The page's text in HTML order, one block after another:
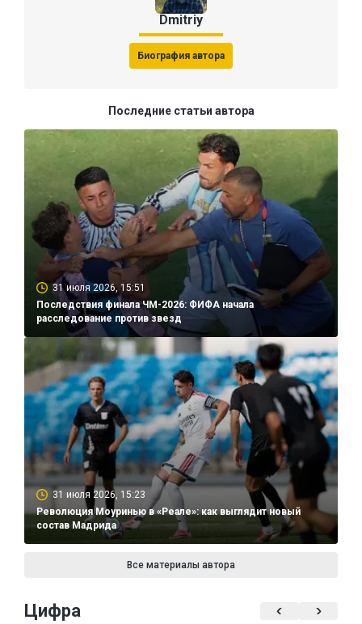
Dmitriy
Биография автора
Последние статьи автора
31 июля 2026, 15:51
Последствия финала ЧМ-2026: ФИФА начала
расследование против звезд
31 июля 2026, 15:23
Революция Моуринью в «Реале»: как выглядит новый
состав Мадрида
Все материалы автора
Цифра